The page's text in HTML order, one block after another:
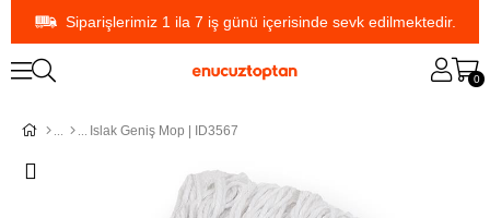
Siparişlerimiz 1 ila 7 iş günü içerisinde sevk edilmektedir.
0
Islak Geniş Mop | ID3567